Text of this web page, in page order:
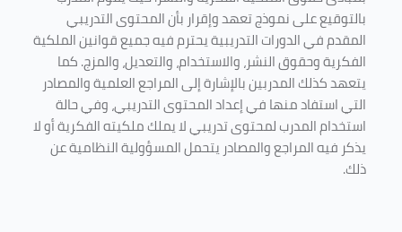
بالتوقيع على نموذج تعهد وإقرار بأن المحتوى التدريبي
المقدم في الدورات التدريبية يحترم فيه جميع قوانين الملكية
الفكرية وحقوق النشر، والاستخدام، والتعديل، والمزج. كما
يتعهد كذلك المدربين بالإشارة إلى المراجع العلمية والمصادر
التي استفاد منها في إعداد المحتوى التدريبي، وفي حالة
استخدام المدرب لمحتوى تدريبي لا يملك ملكيته الفكرية أو لا
يذكر فيه المراجع والمصادر يتحمل المسؤولية النظامية عن
ذلك.